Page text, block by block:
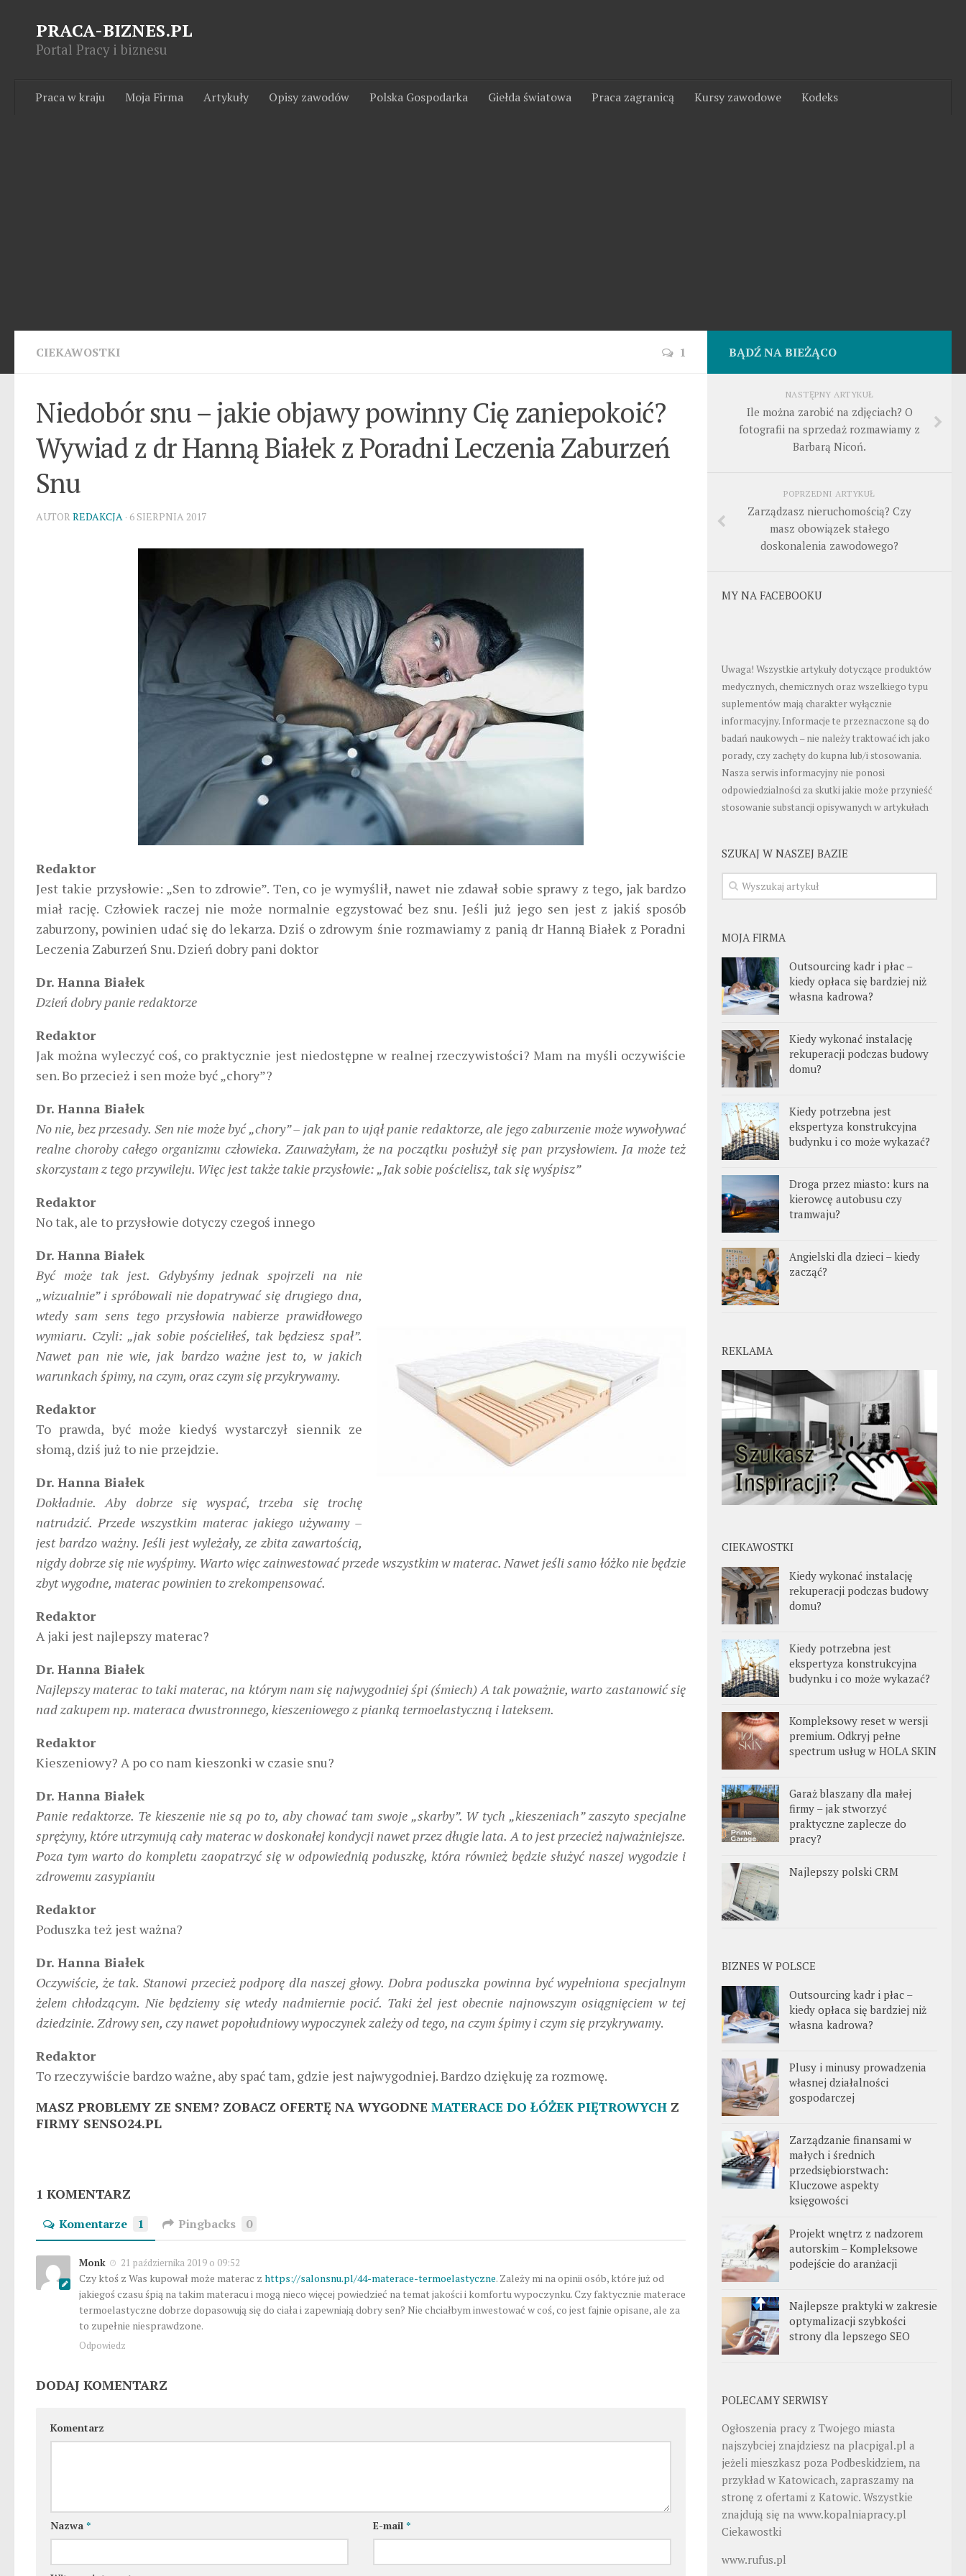
PRACA-BIZNES.PL
Portal Pracy i biznesu
Praca w kraju Moja Firma Artykuły Opisy zawodów Polska Gospodarka Giełda światowa Praca zagranicą Kursy zawodowe Kodeks
CIEKAWOSTKI 1
Niedobór snu – jakie objawy powinny Cię zaniepokoić?
Wywiad z dr Hanną Białek z Poradni Leczenia Zaburzeń
Snu
AUTOR REDAKCJA · 6 SIERPNIA 2017
Redaktor
Jest takie przysłowie: „Sen to zdrowie”. Ten, co je wymyślił, nawet nie zdawał sobie sprawy z tego, jak bardzo
miał rację. Człowiek raczej nie może normalnie egzystować bez snu. Jeśli już jego sen jest z jakiś sposób
zaburzony, powinien udać się do lekarza. Dziś o zdrowym śnie rozmawiamy z panią dr Hanną Białek z Poradni
Leczenia Zaburzeń Snu. Dzień dobry pani doktor
Dr. Hanna Białek
Dzień dobry panie redaktorze
Redaktor
Jak można wyleczyć coś, co praktycznie jest niedostępne w realnej rzeczywistości? Mam na myśli oczywiście
sen. Bo przecież i sen może być „chory”?
Dr. Hanna Białek
No nie, bez przesady. Sen nie może być „chory” – jak pan to ujął panie redaktorze, ale jego zaburzenie może wywoływać
realne choroby całego organizmu człowieka. Zauważyłam, że na początku posłużył się pan przysłowiem. Ja może też
skorzystam z tego przywileju. Więc jest także takie przysłowie: „Jak sobie pościelisz, tak się wyśpisz”
Redaktor
No tak, ale to przysłowie dotyczy czegoś innego
Dr. Hanna Białek
Być może tak jest. Gdybyśmy jednak spojrzeli na nie
„wizualnie” i spróbowali nie dopatrywać się drugiego dna,
wtedy sam sens tego przysłowia nabierze prawidłowego
wymiaru. Czyli: „jak sobie pościeliłeś, tak będziesz spał”.
Nawet pan nie wie, jak bardzo ważne jest to, w jakich
warunkach śpimy, na czym, oraz czym się przykrywamy.
Redaktor
To prawda, być może kiedyś wystarczył siennik ze
słomą, dziś już to nie przejdzie.
Dr. Hanna Białek
Dokładnie. Aby dobrze się wyspać, trzeba się trochę
natrudzić. Przede wszystkim materac jakiego używamy –
jest bardzo ważny. Jeśli jest wyleżały, ze zbita zawartością,
nigdy dobrze się nie wyśpimy. Warto więc zainwestować przede wszystkim w materac. Nawet jeśli samo łóżko nie będzie
zbyt wygodne, materac powinien to zrekompensować.
Redaktor
A jaki jest najlepszy materac?
Dr. Hanna Białek
Najlepszy materac to taki materac, na którym nam się najwygodniej śpi (śmiech) A tak poważnie, warto zastanowić się
nad zakupem np. materaca dwustronnego, kieszeniowego z pianką termoelastyczną i lateksem.
Redaktor
Kieszeniowy? A po co nam kieszonki w czasie snu?
Dr. Hanna Białek
Panie redaktorze. Te kieszenie nie są po to, aby chować tam swoje „skarby”. W tych „kieszeniach” zaszyto specjalne
sprężyny, które utrzymują cały materac w doskonałej kondycji nawet przez długie lata. A to jest przecież najważniejsze.
Poza tym warto do kompletu zaopatrzyć się w odpowiednią poduszkę, która również będzie służyć naszej wygodzie i
zdrowemu zasypianiu
Redaktor
Poduszka też jest ważna?
Dr. Hanna Białek
Oczywiście, że tak. Stanowi przecież podporę dla naszej głowy. Dobra poduszka powinna być wypełniona specjalnym
żelem chłodzącym. Nie będziemy się wtedy nadmiernie pocić. Taki żel jest obecnie najnowszym osiągnięciem w tej
dziedzinie. Zdrowy sen, czy nawet popołudniowy wypoczynek zależy od tego, na czym śpimy i czym się przykrywamy.
Redaktor
To rzeczywiście bardzo ważne, aby spać tam, gdzie jest najwygodniej. Bardzo dziękuję za rozmowę.
MASZ PROBLEMY ZE SNEM? ZOBACZ OFERTĘ NA WYGODNE MATERACE DO ŁÓŻEK PIĘTROWYCH Z
FIRMY SENSO24.PL
1 KOMENTARZ
Komentarze 1 Pingbacks 0
Monk 21 października 2019 o 09:52
Czy ktoś z Was kupował może materac z https://salonsnu.pl/44-materace-termoelastyczne. Zależy mi na opinii osób, które już od
jakiegoś czasu śpią na takim materacu i mogą nieco więcej powiedzieć na temat jakości i komfortu wypoczynku. Czy faktycznie materace
termoelastyczne dobrze dopasowują się do ciała i zapewniają dobry sen? Nie chciałbym inwestować w coś, co jest fajnie opisane, ale za
to zupełnie niesprawdzone.
Odpowiedz
DODAJ KOMENTARZ
Komentarz
Nazwa * E-mail*
BĄDŹ NA BIEŻĄCO
NASTĘPNY ARTYKUŁ
Ile można zarobić na zdjęciach? O
fotografii na sprzedaż rozmawiamy z
Barbarą Nicoń.
POPRZEDNI ARTYKUŁ
Zarządzasz nieruchomością? Czy
masz obowiązek stałego
doskonalenia zawodowego?
MY NA FACEBOOKU
Uwaga! Wszystkie artykuły dotyczące produktów
medycznych, chemicznych oraz wszelkiego typu
suplementów mają charakter wyłącznie
informacyjny. Informacje te przeznaczone są do
badań naukowych – nie należy traktować ich jako
porady, czy zachęty do kupna lub/i stosowania.
Nasza serwis informacyjny nie ponosi
odpowiedzialności za skutki jakie może przynieść
stosowanie substancji opisywanych w artykułach
SZUKAJ W NASZEJ BAZIE
MOJA FIRMA
Outsourcing kadr i płac –
kiedy opłaca się bardziej niż
własna kadrowa?
Kiedy wykonać instalację
rekuperacji podczas budowy
domu?
Kiedy potrzebna jest
ekspertyza konstrukcyjna
budynku i co może wykazać?
Droga przez miasto: kurs na
kierowcę autobusu czy
tramwaju?
Angielski dla dzieci – kiedy
zacząć?
REKLAMA
CIEKAWOSTKI
Kiedy wykonać instalację
rekuperacji podczas budowy
domu?
Kiedy potrzebna jest
ekspertyza konstrukcyjna
budynku i co może wykazać?
Kompleksowy reset w wersji
premium. Odkryj pełne
spectrum usług w HOLA SKIN
Garaż blaszany dla małej
firmy – jak stworzyć
praktyczne zaplecze do
pracy?
Najlepszy polski CRM
BIZNES W POLSCE
Outsourcing kadr i płac –
kiedy opłaca się bardziej niż
własna kadrowa?
Plusy i minusy prowadzenia
własnej działalności
gospodarczej
Zarządzanie finansami w
małych i średnich
przedsiębiorstwach:
Kluczowe aspekty
księgowości
Projekt wnętrz z nadzorem
autorskim – Kompleksowe
podejście do aranżacji
Najlepsze praktyki w zakresie
optymalizacji szybkości
strony dla lepszego SEO
POLECAMY SERWISY
Ogłoszenia pracy z Twojego miasta
najszybciej znajdziesz na placpigal.pl a
jeżeli mieszkasz poza Podbeskidziem, na
przykład w Katowicach, zapraszamy na
stronę z ofertami z Katowic. Wszystkie
znajdują się na www.kopalniapracy.pl
Ciekawostki
www.rufus.pl